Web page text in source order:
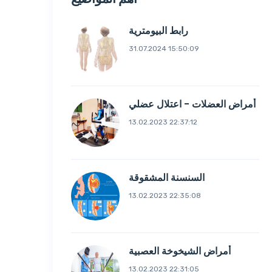
رابط البيومترية
31.07.2024 15:50:09
أمراض العضلات - اعتلال عضلي
13.02.2023 22:37:12
السنسنة المشقوقة
13.02.2023 22:35:08
أمراض الشيخوخة العصبية
13.02.2023 22:31:05